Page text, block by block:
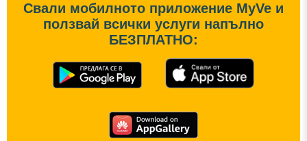
Свали мобилното приложение MyVe и
ползвай всички услуги напълно
БЕЗПЛАТНО: